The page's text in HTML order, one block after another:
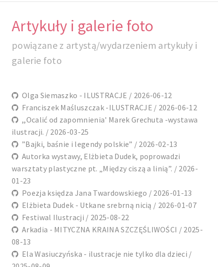
Artykuły i galerie foto
powiązane z artystą/wydarzeniem artykuły i
galerie foto
Olga Siemaszko - ILUSTRACJE / 2026-06-12
Franciszek Maśluszczak -ILUSTRACJE / 2026-06-12
,,Ocalić od zapomnienia' Marek Grechuta -wystawa
ilustracji. / 2026-03-25
”Bajki, baśnie i legendy polskie” / 2026-02-13
Autorka wystawy, Elżbieta Dudek, poprowadzi
warsztaty plastyczne pt. „Między ciszą a linią”. / 2026-
01-23
Poezja księdza Jana Twardowskiego / 2026-01-13
Elżbieta Dudek - Utkane srebrną nicią / 2026-01-07
Festiwal Ilustracji / 2025-08-22
Arkadia - MITYCZNA KRAINA SZCZĘŚLIWOŚCI / 2025-
08-13
Ela Wasiuczyńska - ilustracje nie tylko dla dzieci /